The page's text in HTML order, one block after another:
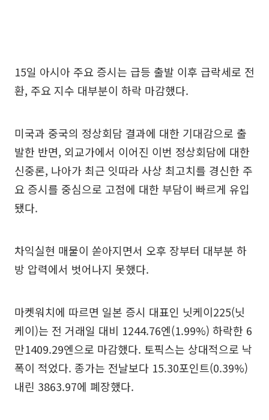
15일 아시아 주요 증시는 급등 출발 이후 급락세로 전
환, 주요 지수 대부분이 하락 마감했다.
미국과 중국의 정상회담 결과에 대한 기대감으로 출
발한 반면, 외교가에서 이어진 이번 정상회담에 대한
신중론, 나아가 최근 잇따라 사상 최고치를 경신한 주
요 증시를 중심으로 고점에 대한 부담이 빠르게 유입
됐다.
차익실현 매물이 쏟아지면서 오후 장부터 대부분 하
방 압력에서 벗어나지 못했다.
마켓워치에 따르면 일본 증시 대표인 닛케이225(닛
케이)는 전 거래일 대비 1244.76엔(1.99%) 하락한 6
만1409.29엔으로 마감했다. 토픽스는 상대적으로 낙
폭이 적었다. 종가는 전날보다 15.30포인트(0.39%)
내린 3863.97에 폐장했다.